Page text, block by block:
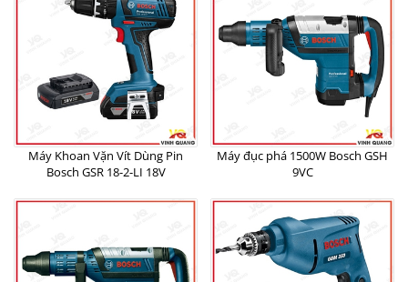
Máy Khoan Vặn Vít Dùng Pin
Bosch GSR 18-2-LI 18V
Máy đục phá 1500W Bosch GSH
9VC